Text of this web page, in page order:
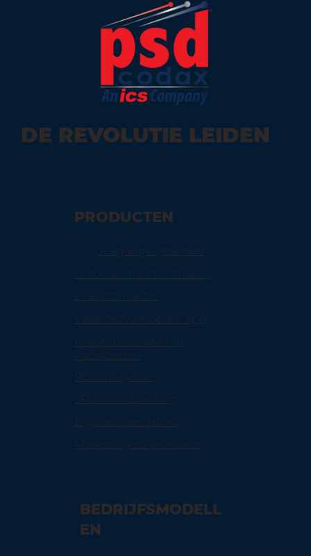
DE REVOLUTIE LEIDEN
BEDRIJFSMODELL
EN
PRODUCTEN
Toegangssystemen
Autowasstraatcontrollers
Washconnect®
WashNOW mobiele app
Prepaid-/cadeau- en
vlootkaarten
POS-integratie
ePOS en eLearning
Digitaal menubord
Marketing en promotie